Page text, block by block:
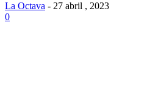
La Octava - 27 abril , 2023
0